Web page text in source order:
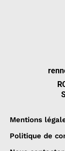
Mentions
Politique de